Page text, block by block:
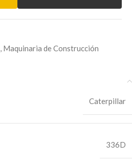
, Maquinaria de Construcción
Caterpillar
336D